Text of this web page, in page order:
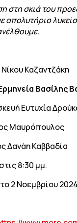
στη σκιά του
απολυτήριο
Καζαντζάκη
Βασίλης
Ευτυχία
Μαυρόπουλος
Δανάη Καββαδία
8:30 μμ.
2 Νοεμβρίου 2024